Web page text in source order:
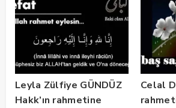
ile
Leyla Zülfiye GÜNDÜZ
Hakk’ın rahmetine
Celal